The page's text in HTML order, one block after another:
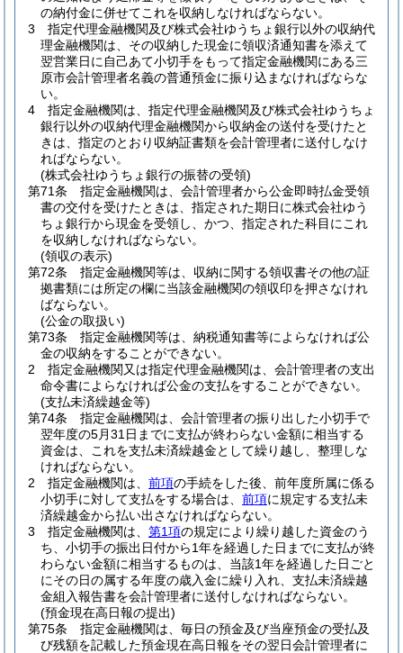
の納付金に併せてこれを収納しなければならない。
3
指定代理金融機関及び株式会社ゆうちょ銀行以外の収納代
理金融機関は、その収納した現金に領収済通知書を添えて
翌営業日に自己あて小切手をもって指定金融機関にある三
原市会計管理者名義の普通預金に振り込まなければならな
い。
4
指定金融機関は、指定代理金融機関及び株式会社ゆうちょ
銀行以外の収納代理金融機関から収納金の送付を受けたと
きは、指定のとおり収納証書類を会計管理者に送付しなけ
ればならない。
(株式会社ゆうちょ銀行の振替の受領)
第71条
指定金融機関は、会計管理者から公金即時払金受領
書の交付を受けたときは、指定された期日に株式会社ゆう
ちょ銀行から現金を受領し、かつ、指定された科目にこれ
を収納しなければならない。
(領収の表示)
第72条
指定金融機関等は、収納に関する領収書その他の証
拠書類には所定の欄に当該金融機関の領収印を押さなけれ
ばならない。
(公金の取扱い)
第73条
指定金融機関等は、納税通知書等によらなければ公
金の収納をすることができない。
2
指定金融機関又は指定代理金融機関は、会計管理者の支出
命令書によらなければ公金の支払をすることができない。
(支払未済繰越金等)
第74条
指定金融機関は、会計管理者の振り出した小切手で
翌年度の5月31日までに支払が終わらない金額に相当する
資金は、これを支払未済繰越金として繰り越し、整理しな
ければならない。
2
指定金融機関は、 前項の手続をした後、前年度所属に係る
小切手に対して支払をする場合は、 前項に規定する支払未
済繰越金から払い出さなければならない。
3
指定金融機関は、 第1項の規定により繰り越した資金のう
ち、小切手の振出日付から1年を経過した日までに支払が終
わらない金額に相当するものは、当該1年を経過した日ごと
にその日の属する年度の歳入金に繰り入れ、支払未済繰越
金組入報告書を会計管理者に送付しなければならない。
(預金現在高日報の提出)
第75条
指定金融機関は、毎日の預金及び当座預金の受払及
び残額を記載した預金現在高日報をその翌日会計管理者に